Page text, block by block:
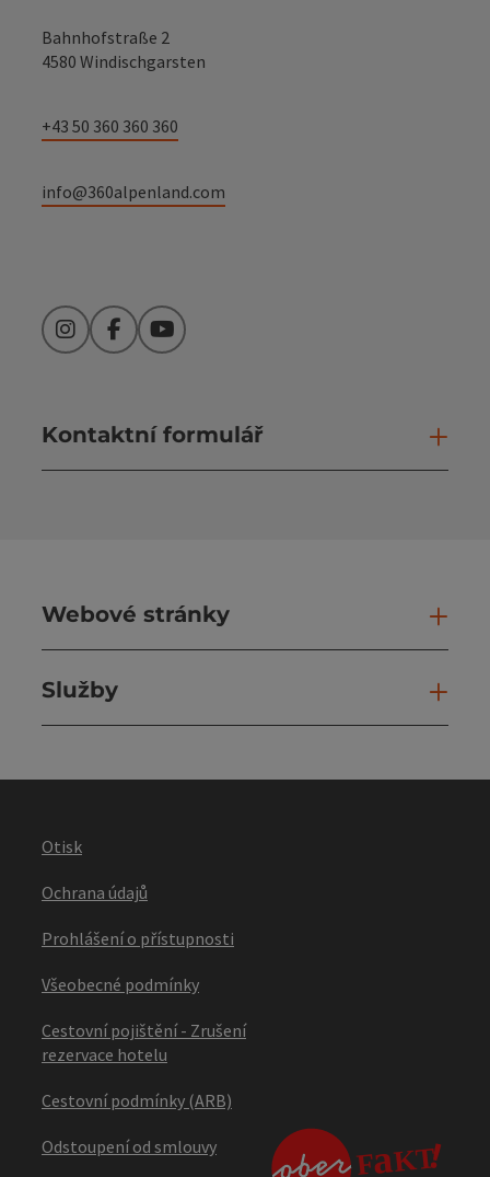
Bahnhofstraße 2
4580 Windischgarsten
+43 50 360 360 360
info@360alpenland.com
InstagramFacebookYouTube
Kontaktní formulář
Webové stránky
Služby
Otisk
Ochrana údajů
Prohlášení o přístupnosti
Všeobecné podmínky
Cestovní pojištění - Zrušení
rezervace hotelu
Cestovní podmínky (ARB)
Odstoupení od smlouvy